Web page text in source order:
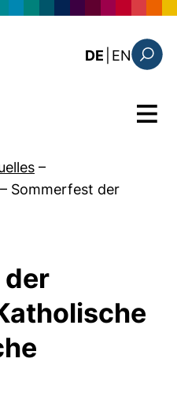
DE EN: the
Menü
–
– Sommerfest der
der